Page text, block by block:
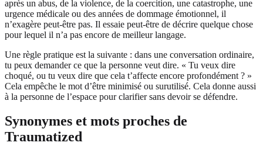
après un abus, de la violence, de la coercition, une catastrophe, une
urgence médicale ou des années de dommage émotionnel, il
n’exagère peut-être pas. Il essaie peut-être de décrire quelque chose
pour lequel il n’a pas encore de meilleur langage.
Une règle pratique est la suivante : dans une conversation ordinaire,
tu peux demander ce que la personne veut dire. « Tu veux dire
choqué, ou tu veux dire que cela t’affecte encore profondément ? »
Cela empêche le mot d’être minimisé ou surutilisé. Cela donne aussi
à la personne de l’espace pour clarifier sans devoir se défendre.
Synonymes et mots proches de
Traumatized